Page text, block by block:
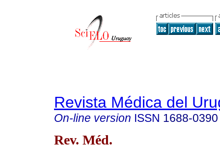
Revista Médica del
On-line version ISSN 1688-0390
Rev. Méd.